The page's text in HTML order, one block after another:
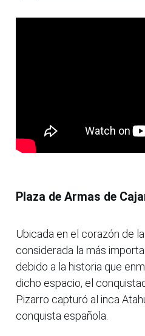
Plaza de Armas de
Ubicada en el corazón de
considerada la más
debido a la historia que
dicho espacio, el
Pizarro capturó al inca
conquista española.